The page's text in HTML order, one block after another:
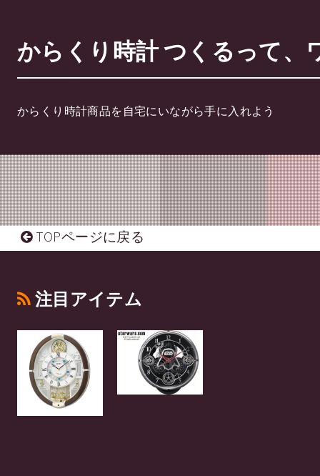
からくり時計 つくるって、
からくり時計商品を自宅にいながら手に入れよう
TOPページに戻る
注目アイテム